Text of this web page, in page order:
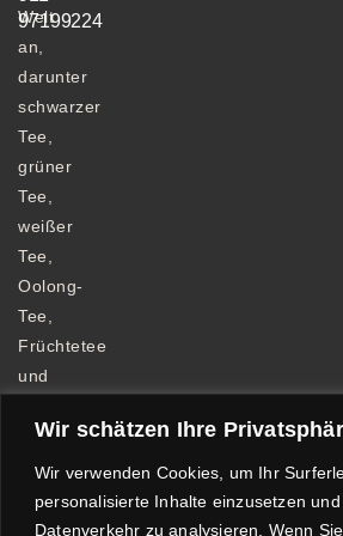
Wir schätzen Ihre
Wir verwenden Cookies, um Ihr
personalisierte Inhalte einzusetzen
Datenverkehr zu analysieren. Wenn
Welt
an,
darunter
schwarzer
Tee,
grüner
Tee,
weißer
Tee,
Oolong-
Tee,
Früchtetee
und
97199224